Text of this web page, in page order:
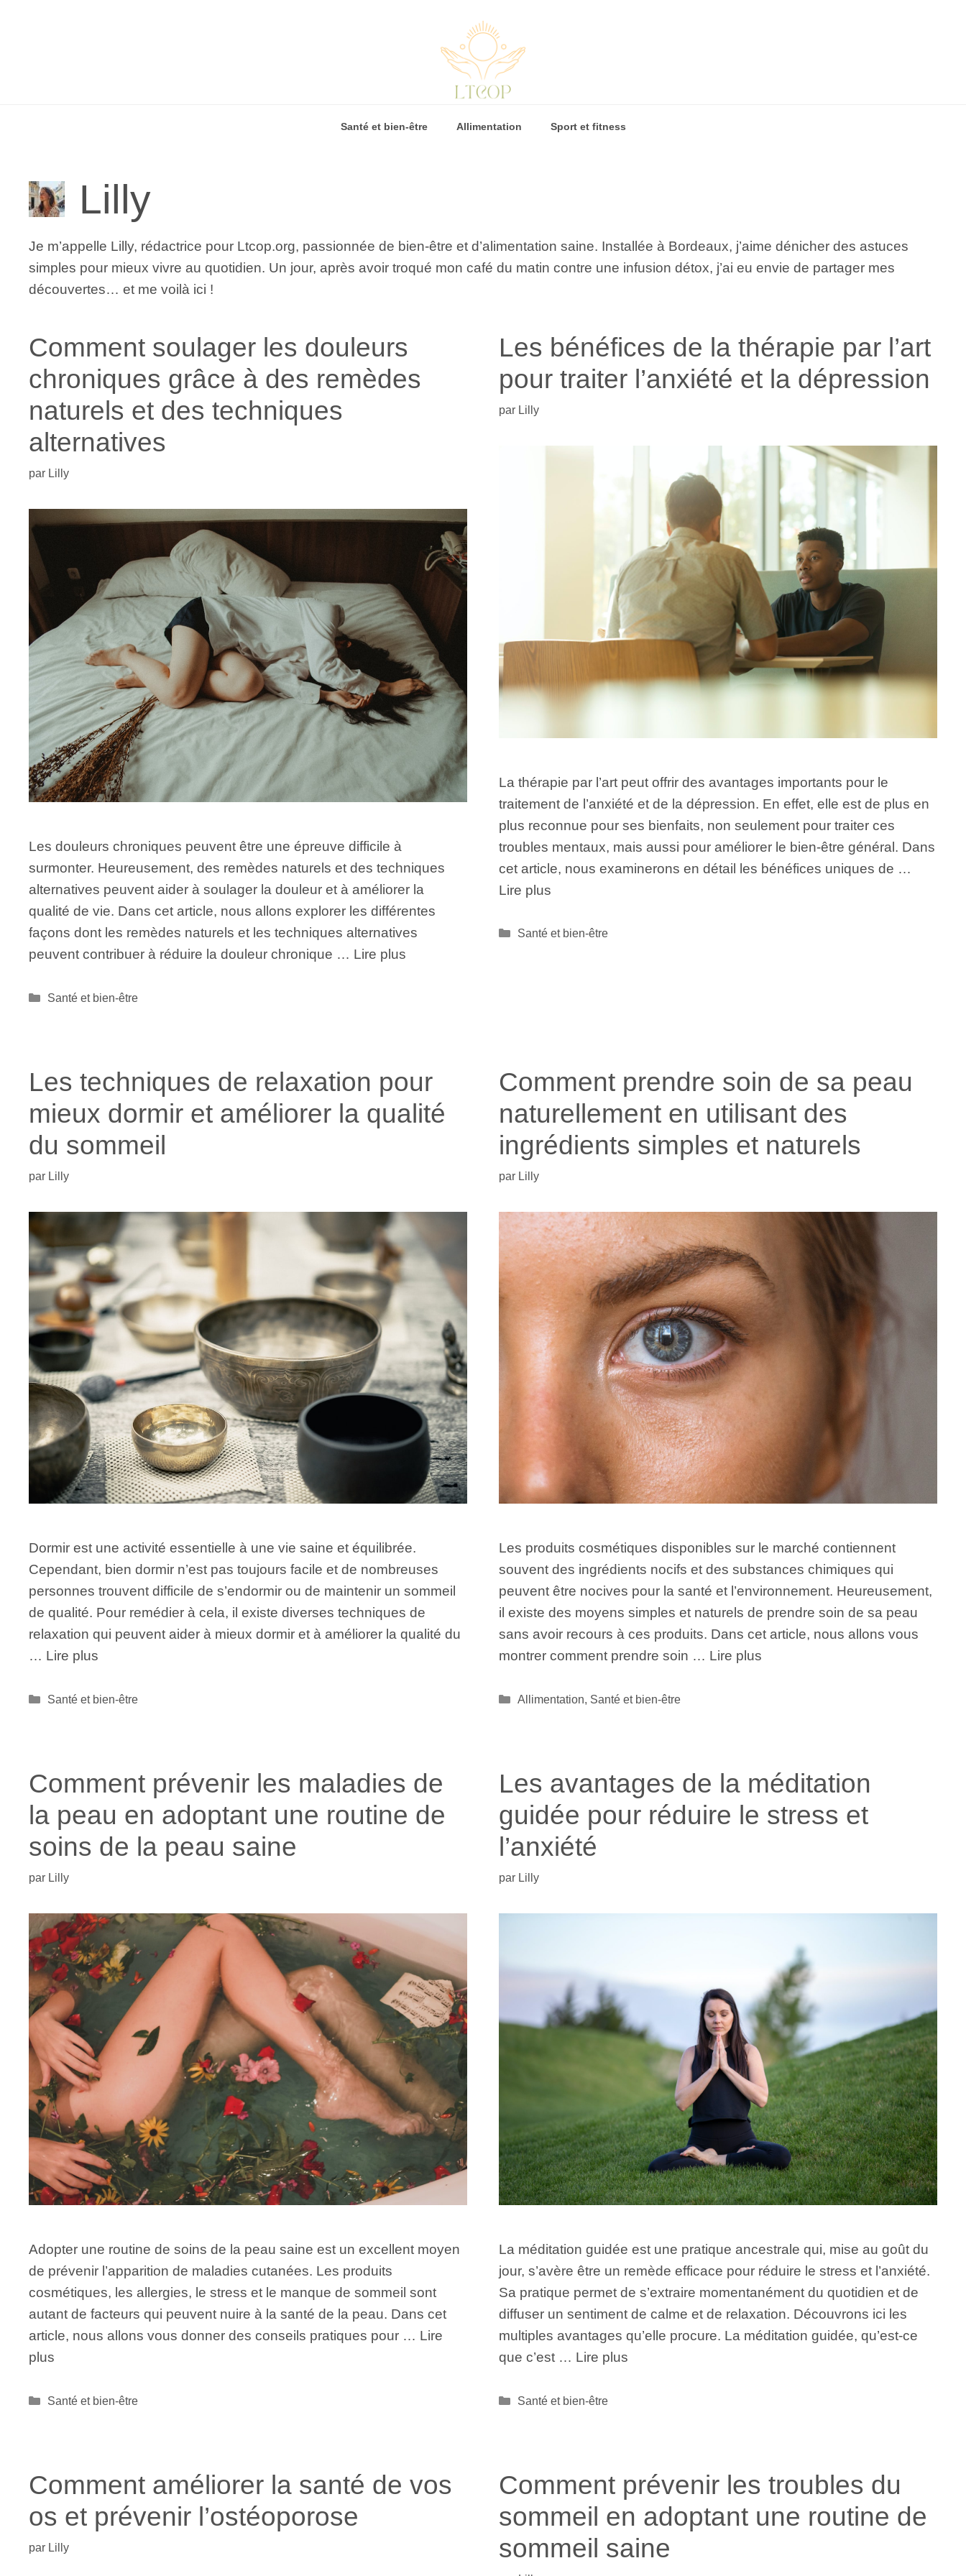
Santé et bien-être Allimentation Sport et fitness
Lilly
Je m’appelle Lilly, rédactrice pour Ltcop.org, passionnée de bien-être et d’alimentation saine. Installée à Bordeaux, j’aime dénicher des astuces
simples pour mieux vivre au quotidien. Un jour, après avoir troqué mon café du matin contre une infusion détox, j’ai eu envie de partager mes
découvertes… et me voilà ici !
Comment soulager les douleurs
chroniques grâce à des remèdes
naturels et des techniques
alternatives
par Lilly
Les douleurs chroniques peuvent être une épreuve difficile à
surmonter. Heureusement, des remèdes naturels et des techniques
alternatives peuvent aider à soulager la douleur et à améliorer la
qualité de vie. Dans cet article, nous allons explorer les différentes
façons dont les remèdes naturels et les techniques alternatives
peuvent contribuer à réduire la douleur chronique … Lire plus
Catégories
Santé et bien-être
Les bénéfices de la thérapie par l’art
pour traiter l’anxiété et la dépression
par Lilly
La thérapie par l’art peut offrir des avantages importants pour le
traitement de l’anxiété et de la dépression. En effet, elle est de plus en
plus reconnue pour ses bienfaits, non seulement pour traiter ces
troubles mentaux, mais aussi pour améliorer le bien-être général. Dans
cet article, nous examinerons en détail les bénéfices uniques de …
Lire plus
Catégories
Santé et bien-être
Les techniques de relaxation pour
mieux dormir et améliorer la qualité
du sommeil
par Lilly
Dormir est une activité essentielle à une vie saine et équilibrée.
Cependant, bien dormir n’est pas toujours facile et de nombreuses
personnes trouvent difficile de s’endormir ou de maintenir un sommeil
de qualité. Pour remédier à cela, il existe diverses techniques de
relaxation qui peuvent aider à mieux dormir et à améliorer la qualité du
… Lire plus
Catégories
Santé et bien-être
Comment prendre soin de sa peau
naturellement en utilisant des
ingrédients simples et naturels
par Lilly
Les produits cosmétiques disponibles sur le marché contiennent
souvent des ingrédients nocifs et des substances chimiques qui
peuvent être nocives pour la santé et l’environnement. Heureusement,
il existe des moyens simples et naturels de prendre soin de sa peau
sans avoir recours à ces produits. Dans cet article, nous allons vous
montrer comment prendre soin … Lire plus
Catégories
Allimentation, Santé et bien-être
Comment prévenir les maladies de
la peau en adoptant une routine de
soins de la peau saine
par Lilly
Adopter une routine de soins de la peau saine est un excellent moyen
de prévenir l’apparition de maladies cutanées. Les produits
cosmétiques, les allergies, le stress et le manque de sommeil sont
autant de facteurs qui peuvent nuire à la santé de la peau. Dans cet
article, nous allons vous donner des conseils pratiques pour … Lire
plus
Catégories
Santé et bien-être
Les avantages de la méditation
guidée pour réduire le stress et
l’anxiété
par Lilly
La méditation guidée est une pratique ancestrale qui, mise au goût du
jour, s’avère être un remède efficace pour réduire le stress et l’anxiété.
Sa pratique permet de s’extraire momentanément du quotidien et de
diffuser un sentiment de calme et de relaxation. Découvrons ici les
multiples avantages qu’elle procure. La méditation guidée, qu’est-ce
que c’est … Lire plus
Catégories
Santé et bien-être
Comment améliorer la santé de vos
os et prévenir l’ostéoporose
par Lilly
Comment prévenir les troubles du
sommeil en adoptant une routine de
sommeil saine